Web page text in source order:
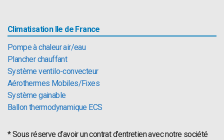
Climatisation Ile de France
Pompe à chaleur air/eau
Plancher chauffant
Système ventilo-convecteur
Aérothermes Mobiles/Fixes
Système gainable
Ballon thermodynamique ECS
* Sous réserve d’avoir un contrat d’entretien avec notre société